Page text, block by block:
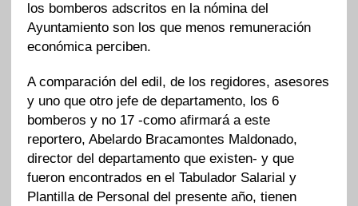
los bomberos adscritos en la nómina del
Ayuntamiento son los que menos remuneración
económica perciben.
A comparación del edil, de los regidores, asesores
y uno que otro jefe de departamento, los 6
bomberos y no 17 -como afirmará a este
reportero, Abelardo Bracamontes Maldonado,
director del departamento que existen- y que
fueron encontrados en el Tabulador Salarial y
Plantilla de Personal del presente año, tienen